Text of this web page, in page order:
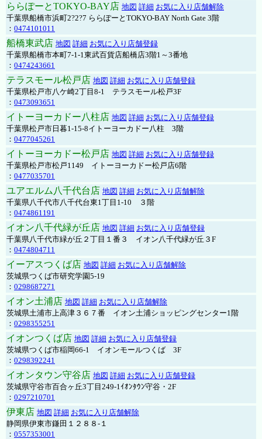
ららぽーとTOKYO-BAY店 地図 詳細 お気に入り店舗解除
千葉県船橋市浜町2?2?7 ららぽーとTOKYO-BAY North Gate 3階
： 0474101011
船橋東武店 地図 詳細 お気に入り店舗登録
千葉県船橋市本町7-1-1東武百貨店船橋店3階1～3番地
： 0474243661
テラスモール松戸店 地図 詳細 お気に入り店舗登録
千葉県松戸市八ケ崎2丁目8-1 テラスモール松戸3F
： 0473093651
イトーヨーカドー八柱店 地図 詳細 お気に入り店舗登録
千葉県松戸市日暮1-15-8イトーヨーカドー八柱 3階
： 0477045261
イトーヨーカドー松戸店 地図 詳細 お気に入り店舗登録
千葉県松戸市松戸1149 イトーヨーカドー松戸店6階
： 0477035701
ユアエルム八千代台店 地図 詳細 お気に入り店舗解除
千葉県八千代市八千代台東1丁目1-10 ３階
： 0474861191
イオン八千代緑が丘店 地図 詳細 お気に入り店舗登録
千葉県八千代市緑が丘２丁目１番３ イオン八千代緑が丘３F
： 0474804711
イーアスつくば店 地図 詳細 お気に入り店舗解除
茨城県つくば市研究学園5-19
： 0298687271
イオン土浦店 地図 詳細 お気に入り店舗解除
茨城県土浦市上高津３６７番 イオン土浦ショッピングセンター1階
： 0298355251
イオンつくば店 地図 詳細 お気に入り店舗登録
茨城県つくば市稲岡66-1 イオンモールつくば 3F
： 0298392241
イオンタウン守谷店 地図 詳細 お気に入り店舗登録
茨城県守谷市百合ヶ丘3丁目249-1ｲｵﾝﾀｳﾝ守谷・2F
： 0297210701
伊東店 地図 詳細 お気に入り店舗解除
静岡県伊東市鎌田１２８８-１
： 0557353001